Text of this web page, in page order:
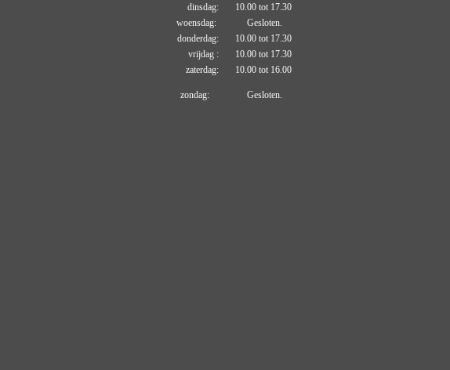
dinsdag: 10.00 tot 17.30
woensdag: Gesloten.
donderdag: 10.00 tot 17.30
vrijdag : 10.00 tot 17.30
zaterdag: 10.00 tot 16.00
zondag: Gesloten.